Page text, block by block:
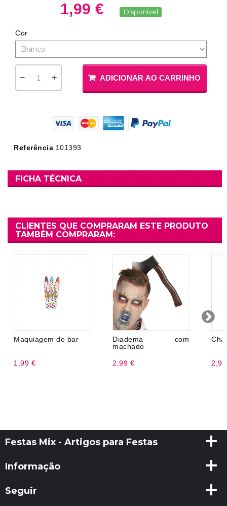
1,99 € Disponível
Cor
ADICIONAR AO CARRINHO
Referência 101393
FICHA TÉCNICA
CLIENTES QUE COMPRARAM ESTE PRODUTO
TAMBÉM COMPRARAM:
Maquiagem de bar
1,99 €
Diadema com
machado
2,99 €
Festas Mix - Artigos para Festas
Informação
Seguir